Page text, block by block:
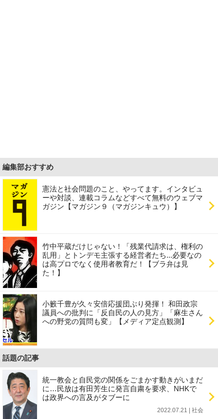
編集部おすすめ
憲法と社会問題のこと、やってます。インタビュ
ーや対談、連載コラムなどすべて無料のウェブマ
ガジン【マガジン９（マガジンキュウ）】
竹中平蔵だけじゃない！「残業代請求は、権利の
乱用」とトンデモ主張する経営者たち...必要なの
は高プロでなく使用者教育だ！【ブラ弁は見
た！】
小籔千豊が久々安倍応援団ぶり発揮！ 和田政宗
議員への批判に「反自民の人の見方」「麻生さん
への野党の質問も変」【メディア定点観測】
話題の記事
統一教会と自民党の関係をごまかす動きがいまだ
に…民放は有田芳生に発言自粛を要求、NHKで
は政界への言及がタブーに
2022.07.21 | 社会